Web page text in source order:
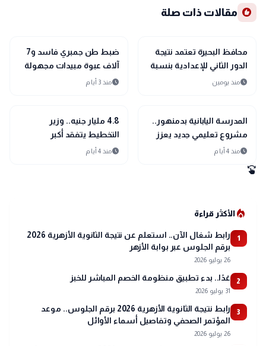
recommend مقالات ذات صلة
location_city
بحراوي
محافظ البحيرة تعتمد نتيجة
الدور الثاني للإعدادية بنسبة
نجاح 100%
scheduleمنذ يومين
location_city
بحراوي
ضبط طن جمبري فاسد و7
آلاف عبوة مبيدات مجهولة
المصدر بالبحيرة
scheduleمنذ 3 أيام
location_city
بحراوي
المدرسة اليابانية بدمنهور..
مشروع تعليمي جديد يعزز
مستقبل التعليم في البحيرة
scheduleمنذ 4 أيام
location_city
بحراوي4.8 مليار جنيه.. وزير
التخطيط يتفقد أكبر
المشروعات الصحية
scheduleمنذ 4 أيام
swipe
local_fire_departmentالأكثر قراءة
1
رابط شغال الآن.. استعلم عن نتيجة الثانوية الأزهرية 2026
برقم الجلوس عبر بوابة الأزهر
26 يوليو 2026
2 غدًا.. بدء تطبيق منظومة الخصم المباشر للخبز
31 يوليو 2026
3
رابط نتيجة الثانوية الأزهرية 2026 برقم الجلوس.. موعد
المؤتمر الصحفي وتفاصيل أسماء الأوائل
26 يوليو 2026